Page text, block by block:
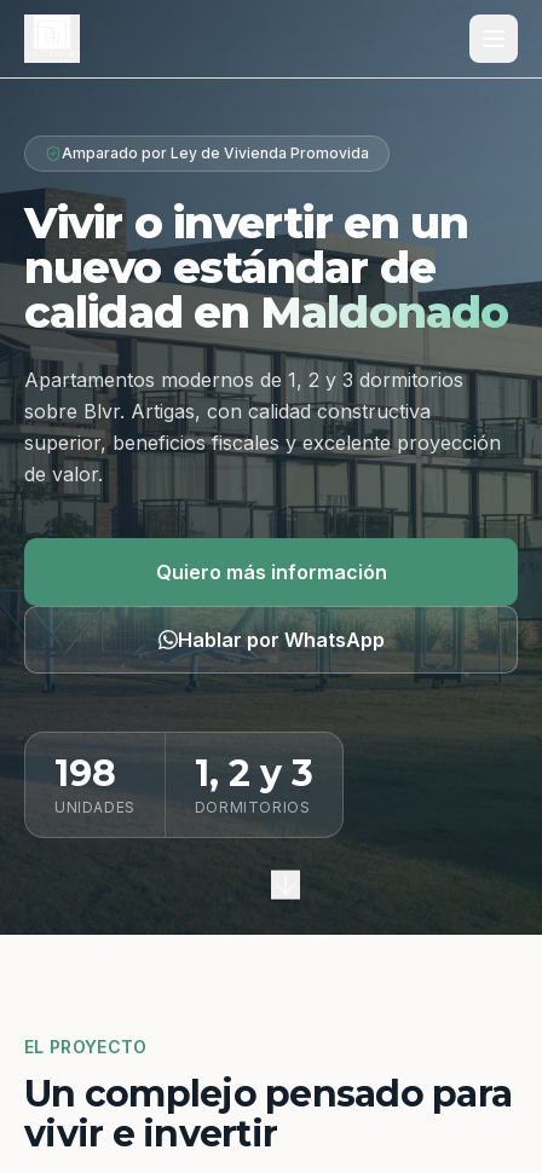
Proyecto
Diferenciales
Tipologías
Galería
Ubicación
Contacto
Hablar por WhatsApp
Amparado por Ley de Vivienda Promovida
Vivir o invertir en un
nuevo estándar de
calidad en Maldonado
Apartamentos modernos de 1, 2 y 3 dormitorios
sobre Blvr. Artigas, con calidad constructiva
superior, beneficios fiscales y excelente proyección
de valor.
Quiero más información
Hablar por WhatsApp
198
UNIDADES
1, 2 y 3
DORMITORIOS
EL PROYECTO
Un complejo pensado para
vivir e invertir